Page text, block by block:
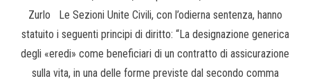
Zurlo Le Sezioni Unite Civili, con l’odierna sentenza, hanno
statuito i seguenti principi di diritto: “La designazione generica
degli «eredi» come beneficiari di un contratto di assicurazione
sulla vita, in una delle forme previste dal secondo comma